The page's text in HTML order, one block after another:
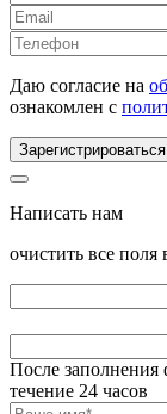
Даю согласие на
ознакомлен с
Зарегистрироваться
Написать нам
очистить все поля
После
течение 24 часов